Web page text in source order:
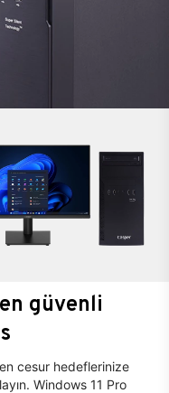
güvenli
cesur hedeflerinize
Windows 11 Pro